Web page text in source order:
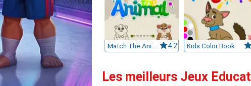
Match The Animal 4.2 Kids Color Book
Les meilleurs Jeux